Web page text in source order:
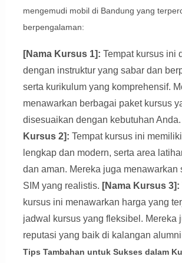
mengemudi mobil di Bandung yang
berpengalaman:
[Nama Kursus 1]: Tempat kursus ini
dengan instruktur yang sabar dan
serta kurikulum yang komprehensif.
menawarkan berbagai paket kursus
disesuaikan dengan kebutuhan Anda.
Kursus 2]: Tempat kursus ini
lengkap dan modern, serta area
dan aman. Mereka juga menawarkan
SIM yang realistis. [Nama Kursus 3]:
kursus ini menawarkan harga yang
jadwal kursus yang fleksibel. Mereka
reputasi yang baik di kalangan
Tips Tambahan untuk Sukses dalam